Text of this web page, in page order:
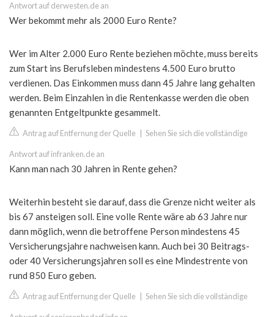
Antwort auf derwesten.de an
Wer bekommt mehr als 2000 Euro Rente?
Wer im Alter 2.000 Euro Rente beziehen möchte, muss bereits
zum Start ins Berufsleben mindestens 4.500 Euro brutto
verdienen. Das Einkommen muss dann 45 Jahre lang gehalten
werden. Beim Einzahlen in die Rentenkasse werden die oben
genannten Entgeltpunkte gesammelt.
Antrag auf Entfernung der Quelle Sehen Sie sich die vollständige
Antwort auf infranken.de an
Kann man nach 30 Jahren in Rente gehen?
Weiterhin besteht sie darauf, dass die Grenze nicht weiter als
bis 67 ansteigen soll. Eine volle Rente wäre ab 63 Jahre nur
dann möglich, wenn die betroffene Person mindestens 45
Versicherungsjahre nachweisen kann. Auch bei 30 Beitrags-
oder 40 Versicherungsjahren soll es eine Mindestrente von
rund 850 Euro geben.
Antrag auf Entfernung der Quelle Sehen Sie sich die vollständige